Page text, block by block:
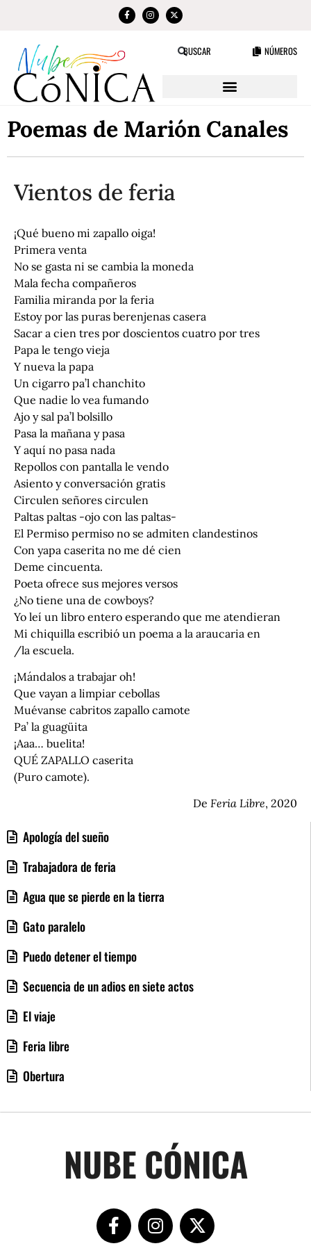
BUSCAR NÚMEROS
Poemas de Marión Canales
Apología del sueño
Trabajadora de feria
Agua que se pierde en la tierra
Gato paralelo
Puedo detener el tiempo
Secuencia de un adios en siete actos
El viaje
Feria libre
Obertura
Vientos de feria
¡Qué bueno mi zapallo oiga!
Primera venta
No se gasta ni se cambia la moneda
Mala fecha compañeros
Familia miranda por la feria
Estoy por las puras berenjenas casera
Sacar a cien tres por doscientos cuatro por tres
Papa le tengo vieja
Y nueva la papa
Un cigarro pa’l chanchito
Que nadie lo vea fumando
Ajo y sal pa’l bolsillo
Pasa la mañana y pasa
Y aquí no pasa nada
Repollos con pantalla le vendo
Asiento y conversación gratis
Circulen señores circulen
Paltas paltas -ojo con las paltas-
El Permiso permiso no se admiten clandestinos
Con yapa caserita no me dé cien
Deme cincuenta.
Poeta ofrece sus mejores versos
¿No tiene una de cowboys?
Yo leí un libro entero esperando que me atendieran
Mi chiquilla escribió un poema a la araucaria en
/la escuela.
¡Mándalos a trabajar oh!
Que vayan a limpiar cebollas
Muévanse cabritos zapallo camote
Pa’ la guagüita
¡Aaa… buelita!
QUÉ ZAPALLO caserita
(Puro camote).
De Feria Libre, 2020
NUBE CÓNICA